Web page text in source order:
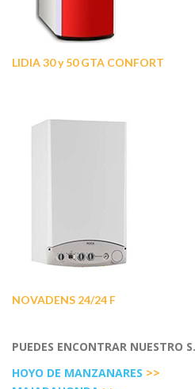
LIDIA 30 y 50 GTA CONFORT
NOVADENS 24/24 F
PUEDES ENCONTRAR NUESTRO
HOYO DE MANZANARES >>